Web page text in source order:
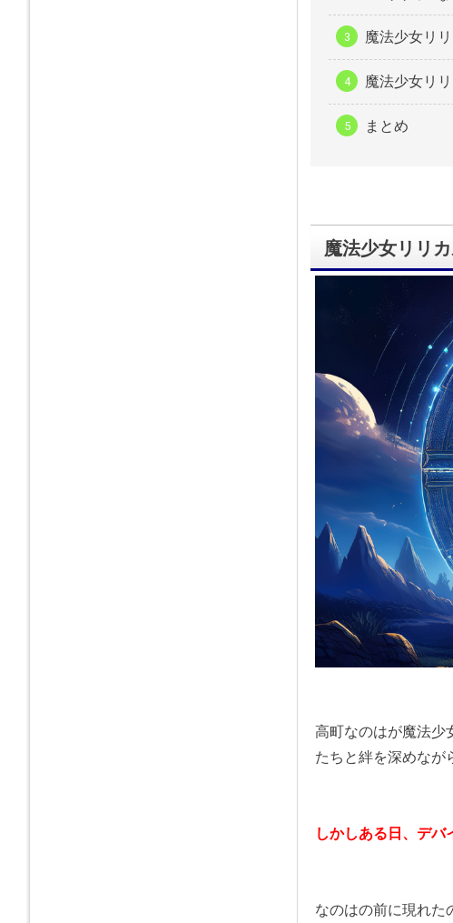
魔法少女リ
魔法少女リ
まとめ
魔法少女リリ
高町なのはが魔法少
たちと絆を深めなが
しかしある日、デバ
なのはの前に現れた